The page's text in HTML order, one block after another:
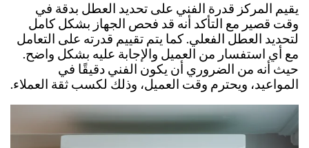
يقيم المركز قدرة الفني على تحديد العطل بدقة في
وقت قصير مع التأكد أنه قد فحص الجهاز بشكل كامل
لتحديد العطل الفعلي. كما يتم تقييم قدرته على التعامل
مع أي استفسار من العميل والإجابة عليه بشكل واضح.
حيث أنه من الضروري أن يكون الفني دقيقًا في
المواعيد، ويحترم وقت العميل، وذلك لكسب ثقة العملاء.